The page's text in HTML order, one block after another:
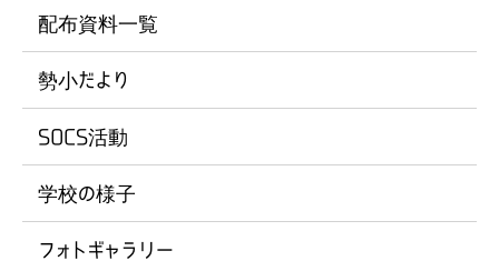
配布資料一覧
勢小だより
SOCS活動
学校の様子
フォトギャラリー